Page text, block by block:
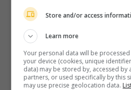
Store and/or access
Learn more
Your personal data will be
your device (cookies, unique
data) may be stored by, accessed by
partners, or used specifically by this
may use precise geolocation data.